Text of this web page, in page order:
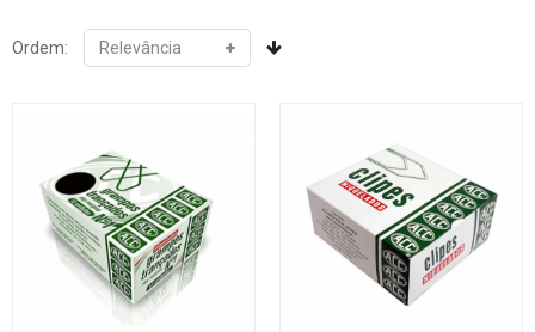
Ordem: